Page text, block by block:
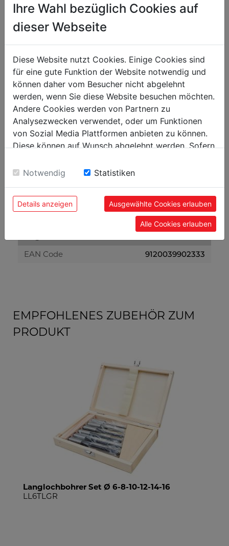
Bohren Holz
max. Bohrtiefe in mm
155
Gewicht
Nettogewicht in kg
Bruttogewicht in kg
160
Verpackungshöhe in mm
Verpackungsbreite in mm
600
Verpackungslänge in mm
855
EAN Code
9120039902333
EMPFOHLENES ZUBEHÖR ZUM
PRODUKT
12-14-16
Stemmbohrer quadratisch
Ihre Wahl bezüglich Cookies auf
dieser Webseite
Diese Website nutzt Cookies. Einige Cookies sind
für eine gute Funktion der Website notwendig und
können daher vom Besucher nicht abgelehnt
werden, wenn Sie diese Website besuchen möchten.
Andere Cookies werden von Partnern zu
Analysezwecken verwendet, oder um Funktionen
von Sozial Media Plattformen anbieten zu können.
Diese können auf Wunsch abgelehnt werden. Sofern
Einwilligung zu unseren Cookies.
Notwendig Statistiken
Details anzeigen Ausgewählte Cookies erlauben
Alle Cookies erlauben